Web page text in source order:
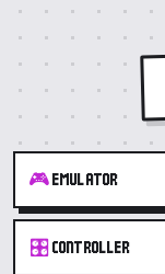
🎮 EMULATOR
🎛️ CONTROLLER